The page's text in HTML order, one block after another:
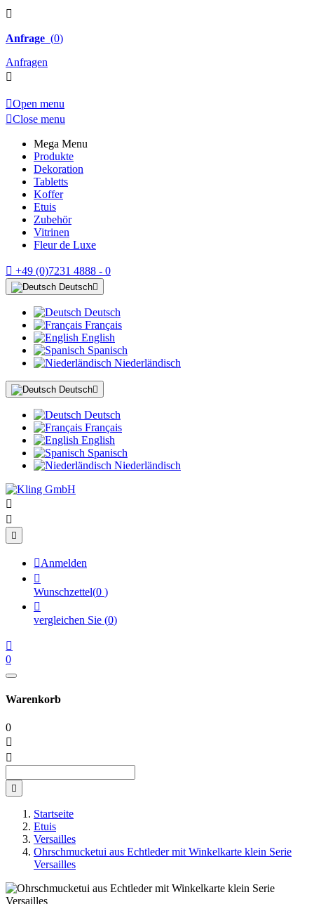

Anfrage (0)
Anfragen

Open menu
Close menu
Mega Menu
Produkte
Dekoration
Tabletts
Koffer
Etuis
Zubehör
Vitrinen
Fleur de Luxe
 +49 (0)7231 4888 - 0
Deutsch
Deutsch
Français
English
Spanisch
Niederländisch
Deutsch
Deutsch
Français
English
Spanisch
Niederländisch



Anmelden

Wunschzettel(0 )

vergleichen Sie (0)

0
Warenkorb
0



Startseite
Etuis
Versailles
Ohrschmucketui aus Echtleder mit Winkelkarte klein Serie
Versailles